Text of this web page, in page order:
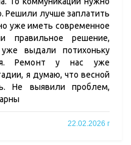
Решили лучше заплатить
уже иметь современное
правильное решение,
выдали потихоньку
Ремонт у нас уже
я думаю, что весной
Не выявили проблем,
22.02.2026 г